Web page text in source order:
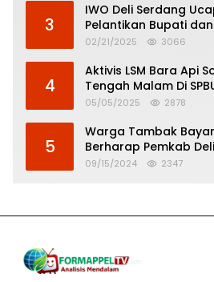
3
IWO Deli Serdang
Pelantikan Bupati
Serdang
02/21/2025 3066
4
Aktivis LSM Bara Api
Tengah Malam Di
Tinggi
05/05/2025 2878
5
Warga Tambak
Berharap Pemkab
Banjir
09/15/2024 2347